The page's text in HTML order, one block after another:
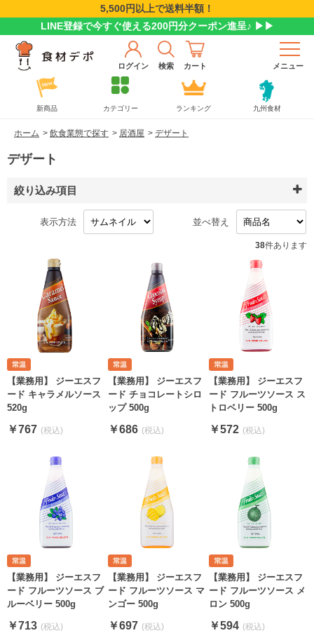
5,500円以上で送料半額！
LINE登録で今すぐ使える200円分クーポン進呈♪ ▶▶
ログイン 検索 カート メニュー
新商品 カテゴリー ランキング 九州食材
ホーム > 飲食業態で探す > 居酒屋 > デザート
デザート
絞り込み項目
表示方法 並べ替え
38件あります
【業務用】 ジーエスフ
ード キャラメルソース
520g
￥767
【業務用】 ジーエスフ
ード チョコレートシロ
ップ 500g
￥686
【業務用】 ジーエスフ
ード フルーツソース ス
トロベリー 500g
￥572
【業務用】 ジーエスフ
ード フルーツソース ブ
ルーベリー 500g
￥713
【業務用】 ジーエスフ
ード フルーツソース マ
ンゴー 500g
￥697
【業務用】 ジーエスフ
ード フルーツソース メ
ロン 500g
￥594